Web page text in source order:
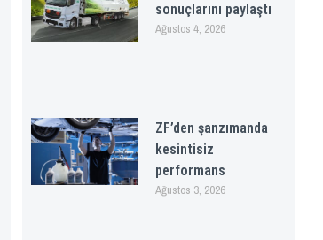
sonuçlarını paylaştı
Ağustos 4, 2026
ZF’den şanzımanda
kesintisiz
performans
Ağustos 3, 2026